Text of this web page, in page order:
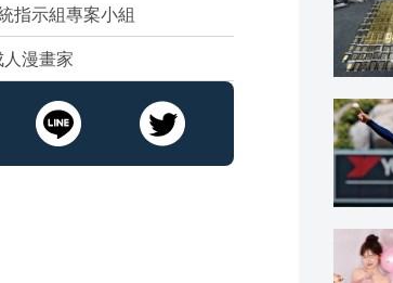
指示組專案小組
漫畫家